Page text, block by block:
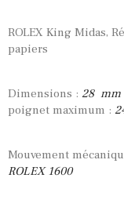
ROLEX King Midas,
papiers
Dimensions : 28 mm
poignet maximum :
Mouvement
ROLEX 1600